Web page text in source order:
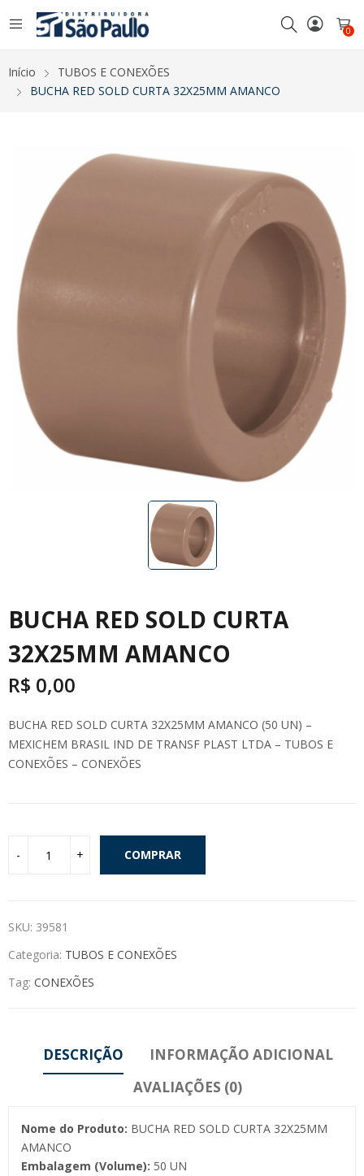
0
Início
TUBOS E CONEXÕES
BUCHA RED SOLD CURTA 32X25MM AMANCO
BUCHA RED SOLD CURTA
32X25MM AMANCO
R$ 0,00
BUCHA RED SOLD CURTA 32X25MM AMANCO (50 UN) –
MEXICHEM BRASIL IND DE TRANSF PLAST LTDA – TUBOS E
CONEXÕES – CONEXÕES
COMPRAR
SKU: 39581
Categoria: TUBOS E CONEXÕES
Tag: CONEXÕES
DESCRIÇÃO
INFORMAÇÃO ADICIONAL
AVALIAÇÕES (0)
Nome do Produto: BUCHA RED SOLD CURTA 32X25MM
AMANCO
Embalagem (Volume): 50 UN